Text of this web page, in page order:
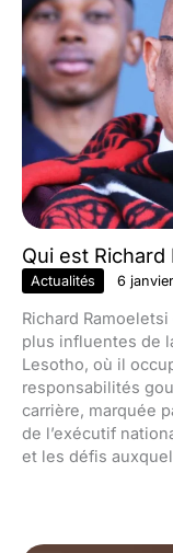
Qui est Richard
Actualités 6
Richard
plus influentes de
Lesotho, où il
responsabilités
carrière, marquée
de l’exécutif
et les défis